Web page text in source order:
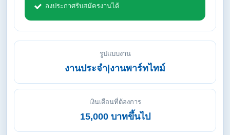
ลงประกาศรับสมัครงานได้
รูปแบบงาน
งานประจำ|งานพาร์ทไทม์
เงินเดือนที่ต้องการ
15,000 บาทขึ้นไป